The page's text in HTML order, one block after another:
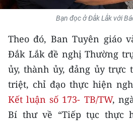
KHOA HỌC - CÔNG NGHỆ
MÔI TRƯỜNG
BẠN ĐỌC
KIỂM CHỨNG THÔNG TIN
TRI THỨC CHUYÊN SÂU
Bạn đọc ở Đắk Lắk với
Theo đó, Ban Tuyên giáo
Đắk Lắk đề nghị Thường
ủy, thành ủy, đảng ủy trực
triệt, chỉ đạo thực hiện
Kết luận số 173- TB/TW,
Bí thư về “Tiếp tục thực